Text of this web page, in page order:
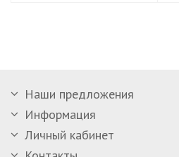
Наши предложения
Информация
Личный кабинет